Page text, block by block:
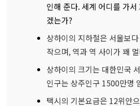
인해 준다. 세계 어디를 가
겠는가?
상하이의 지하철은 서울보
작으며, 역과 역 사이가 꽤
상하이의 크기는 대한민국
인구는 상주인구 1500만명
택시의 기본요금은 12위안